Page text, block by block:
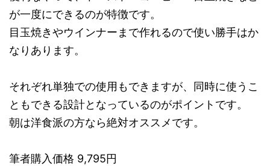
が一度にできるのが特徴です。
目玉焼きやウインナーまで作れるので使い勝手はか
なりあります。
それぞれ単独での使用もできますが、同時に使うこ
ともできる設計となっているのがポイントです。
朝は洋食派の方なら絶対オススメです。
筆者購入価格 9,795円